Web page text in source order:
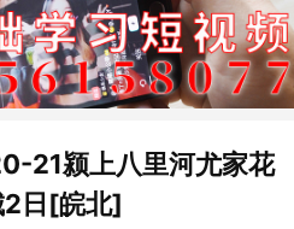
21颍上八里河尤家花
2日[皖北]